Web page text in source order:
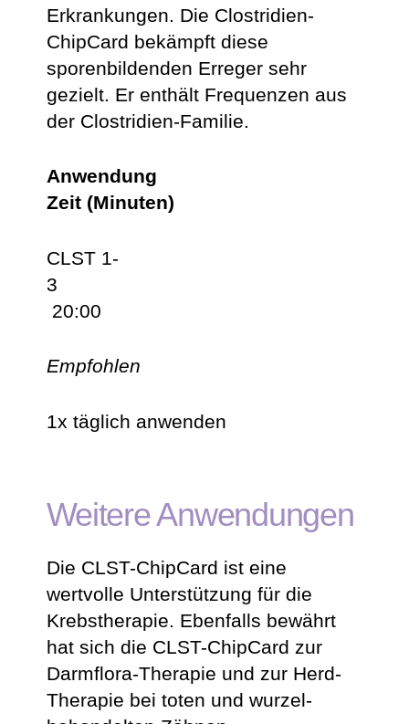
Erkrankungen. Die Clostridien-
ChipCard bekämpft diese
sporenbildenden Erreger sehr
gezielt. Er enthält Frequenzen aus
der Clostridien-Familie.
Anwendung
Zeit (Minuten)
CLST 1-
3
20:00
Empfohlen
1x täglich anwenden
Weitere Anwendungen
Die CLST-ChipCard ist eine
wertvolle Unterstützung für die
Krebstherapie. Ebenfalls bewährt
hat sich die CLST-ChipCard zur
Darmflora-Therapie und zur Herd-
Therapie bei toten und wurzel­